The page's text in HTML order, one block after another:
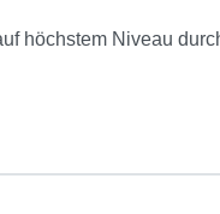
höchstem Niveau